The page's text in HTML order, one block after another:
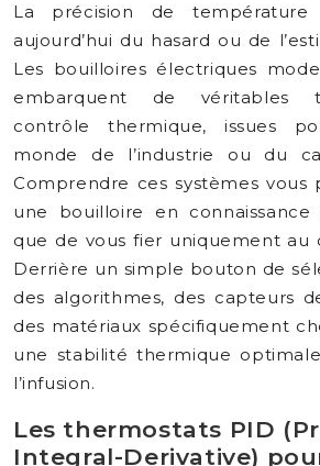
La précision de
aujourd’hui du hasard ou de
Les bouilloires électriques
embarquent de véritables
contrôle thermique, issues
monde de l’industrie ou du
Comprendre ces systèmes vous
une bouilloire en
que de vous fier uniquement au
Derrière un simple bouton de
des algorithmes, des capteurs
des matériaux spécifiquement
une stabilité thermique
l’infusion.
Les thermostats PID
Integral-Derivative)